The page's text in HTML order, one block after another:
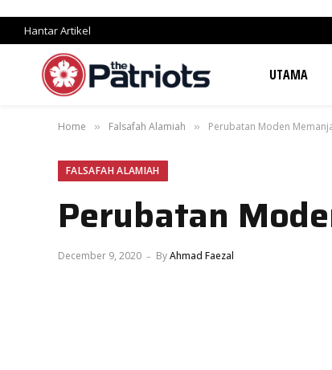
Hantar Artikel
UTAMA
Home » Falsafah Alamiah » Perubatan Moden
FALSAFAH ALAMIAH
Perubatan
December 9, 2020 ByAhmad Faezal